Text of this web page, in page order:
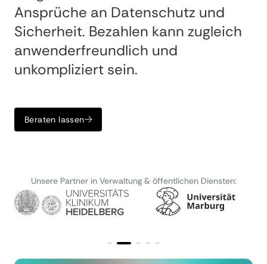
Ansprüche an Datenschutz und
Sicherheit. Bezahlen kann zugleich
anwenderfreundlich und
unkompliziert sein.
Beraten lassen
Unsere Partner in Verwaltung & öffentlichen Diensten: